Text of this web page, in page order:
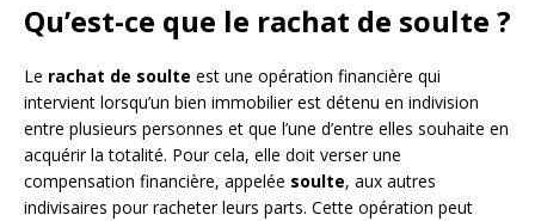
Qu’est-ce que le rachat de soulte ?
Le rachat de soulte est une opération financière qui
intervient lorsqu’un bien immobilier est détenu en indivision
entre plusieurs personnes et que l’une d’entre elles souhaite en
acquérir la totalité. Pour cela, elle doit verser une
compensation financière, appelée soulte, aux autres
indivisaires pour racheter leurs parts. Cette opération peut